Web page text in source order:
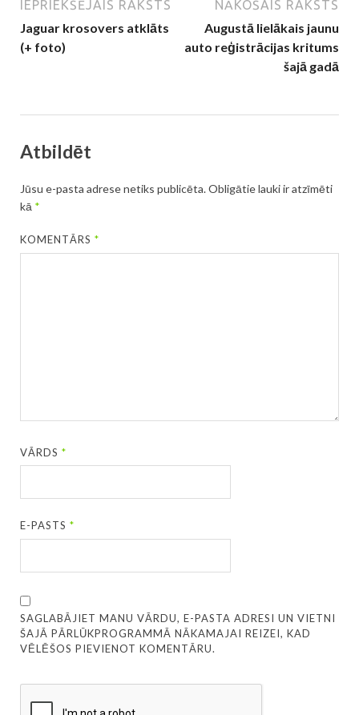
IEPRIEKŠĒJAIS RAKSTS
Jaguar krosovers atklāts
(+ foto)
NĀKOŠAIS RAKSTS
Augustā lielākais jaunu
auto reģistrācijas kritums
šajā gadā
Atbildēt
Jūsu e-pasta adrese netiks publicēta.Obligātie lauki ir atzīmēti
kā *
KOMENTĀRS*
VĀRDS*
E-PASTS*
SAGLABĀJIET MANU VĀRDU, E-PASTA ADRESI UN VIETNI
ŠAJĀ PĀRLŪKPROGRAMMĀ NĀKAMAJAI REIZEI, KAD
VĒLĒŠOS PIEVIENOT KOMENTĀRU.